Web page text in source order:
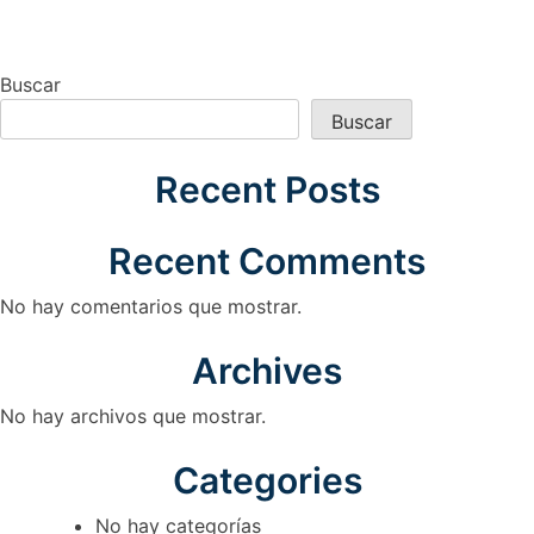
Buscar
Buscar
Recent Posts
Recent Comments
No hay comentarios que mostrar.
Archives
No hay archivos que mostrar.
Categories
No hay categorías